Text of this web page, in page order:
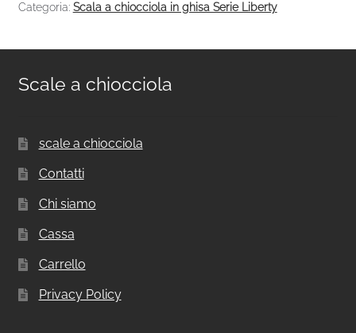
Categoria: Scala a chiocciola in ghisa Serie Liberty
Scale a chiocciola
scale a chiocciola
Contatti
Chi siamo
Cassa
Carrello
Privacy Policy